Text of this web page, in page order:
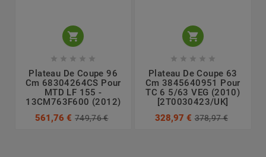

    
Plateau De Coupe 96
Cm 68304264CS Pour
MTD LF 155 -
13CM763F600 (2012)
561,76 € 749,76 €

    
Plateau De Coupe 63
Cm 3845640951 Pour
TC 6 5/63 VEG (2010)
[2T0030423/UK]
328,97 € 378,97 €